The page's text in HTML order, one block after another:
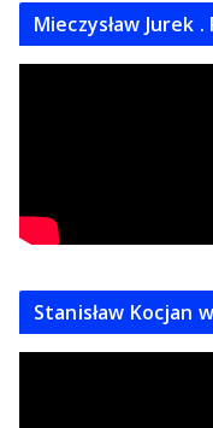
Mieczysław Jurek
Stanisław Kocjan